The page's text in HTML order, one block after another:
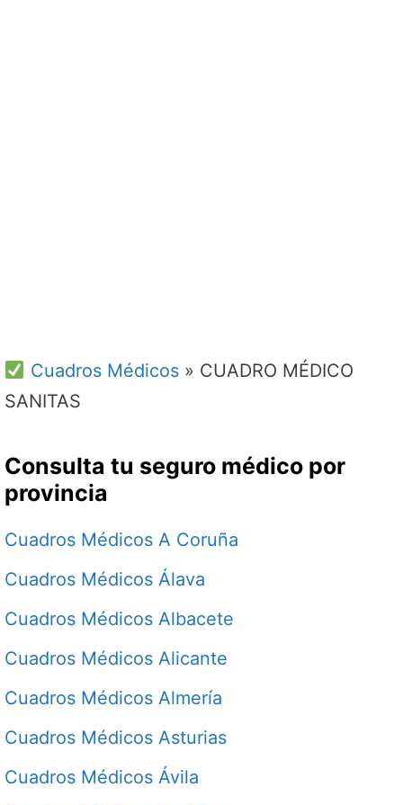
Cuadros Médicos» CUADRO MÉDICO
SANITAS
Consulta tu seguro médico por
provincia
Cuadros Médicos A Coruña
Cuadros Médicos Álava
Cuadros Médicos Albacete
Cuadros Médicos Alicante
Cuadros Médicos Almería
Cuadros Médicos Asturias
Cuadros Médicos Ávila